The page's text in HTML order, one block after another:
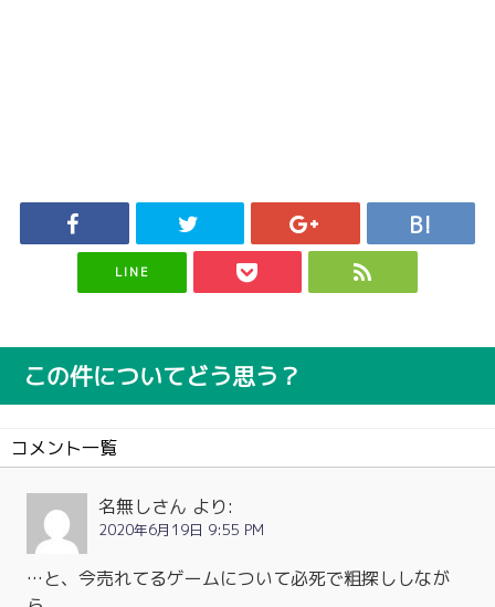
LINE
この件についてどう思う？
コメント一覧
名無しさん より:
2020年6月19日 9:55 PM
…と、今売れてるゲームについて必死で粗探ししなが